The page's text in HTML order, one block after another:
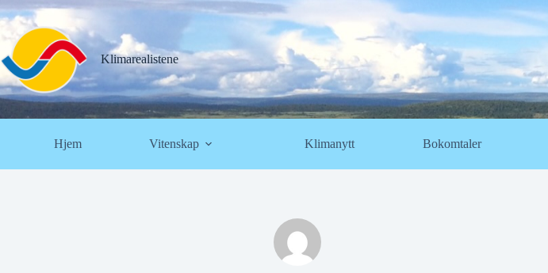
Hopp
til
innholdet
Klimarealistene
Hjem Vitenskap Klimanytt Bokomtaler